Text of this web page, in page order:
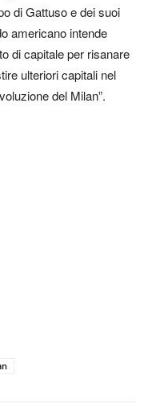
di Gattuso e dei suoi
americano intende
di capitale per risanare
ulteriori capitali nel
del Milan”.